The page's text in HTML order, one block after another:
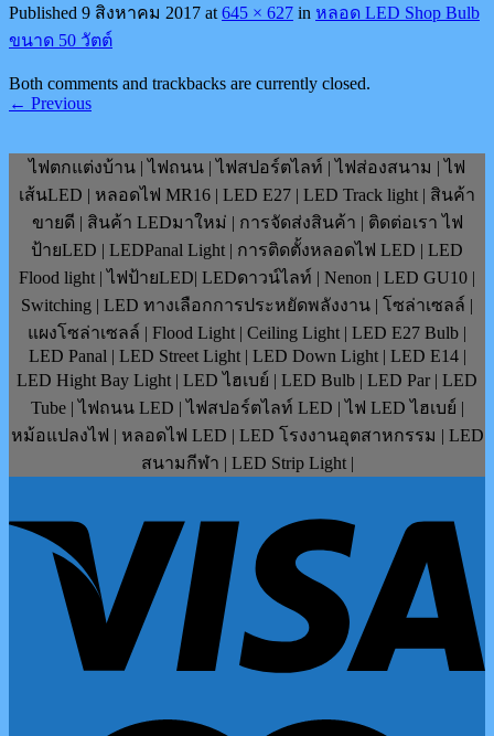
Published 9 สิงหาคม 2017 at 645 × 627 in หลอด LED Shop Bulb
ขนาด 50 วัตต์
Both comments and trackbacks are currently closed.
← Previous
ไฟตกแต่งบ้าน | ไฟถนน | ไฟสปอร์ตไลท์ | ไฟส่องสนาม | ไฟ
เส้นLED | หลอดไฟ MR16 | LED E27 | LED Track light | สินค้า
ขายดี | สินค้า LEDมาใหม่ | การจัดส่งสินค้า | ติดต่อเรา ไฟ
ป้ายLED | LEDPanal Light | การติดตั้งหลอดไฟ LED | LED
Flood light | ไฟป้ายLED| LEDดาวน์ไลท์ | Nenon | LED GU10 |
Switching | LED ทางเลือกการประหยัดพลังงาน | โซล่าเซลล์ |
แผงโซล่าเซลล์ | Flood Light | Ceiling Light | LED E27 Bulb |
LED Panal | LED Street Light | LED Down Light | LED E14 |
LED Hight Bay Light | LED ไฮเบย์ | LED Bulb | LED Par | LED
Tube | ไฟถนน LED | ไฟสปอร์ตไลท์ LED | ไฟ LED ไฮเบย์ |
หม้อแปลงไฟ | หลอดไฟ LED | LED โรงงานอุตสาหกรรม | LED
สนามกีฬา | LED Strip Light |